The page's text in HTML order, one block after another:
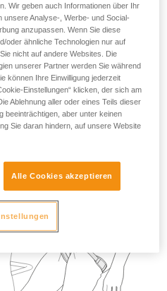
Wir geben auch Informationen über Ihr
Analyse-, Werbe- und Social-
anzupassen. Wenn Sie diese
oder ähnliche Technologien nur auf
nicht auf andere Websites. Die
unserer Partner werden Sie während
können Ihre Einwilligung jederzeit
Einstellungen“ klicken, der sich am
Ablehnung aller oder eines Teils dieser
beeinträchtigen, aber unter keinen
Sie daran hindern, auf unsere Website
Alle Cookies akzeptieren